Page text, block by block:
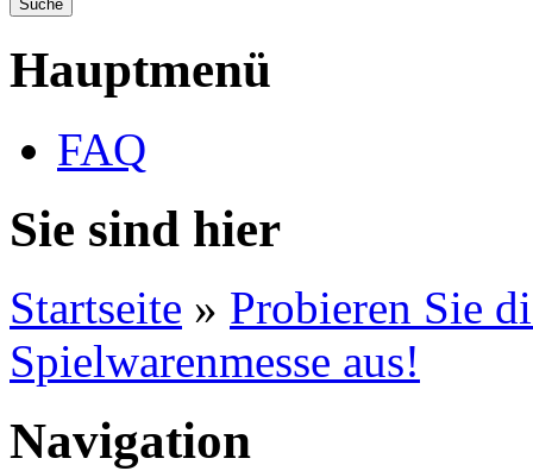
Hauptmenü
FAQ
Sie sind hier
Startseite » Probieren Sie
Spielwarenmesse aus!
Navigation